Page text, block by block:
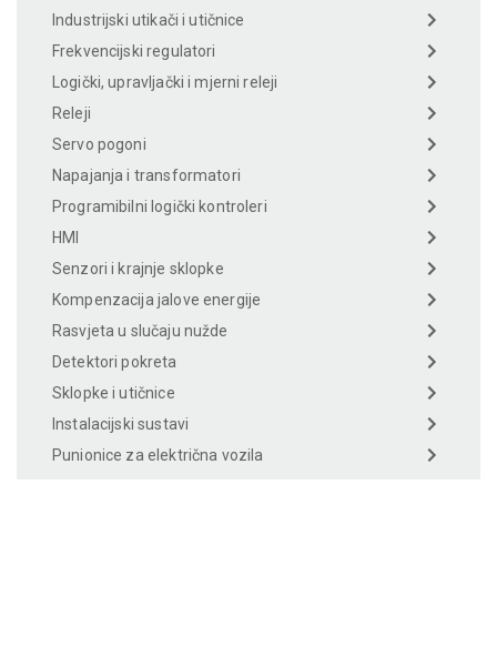
Industrijski utikači i utičnice
Frekvencijski regulatori
Logički, upravljački i mjerni releji
Releji
Servo pogoni
Napajanja i transformatori
Programibilni logički kontroleri
HMI
Senzori i krajnje sklopke
Kompenzacija jalove energije
Rasvjeta u slučaju nužde
Detektori pokreta
Sklopke i utičnice
Instalacijski sustavi
Punionice za električna vozila